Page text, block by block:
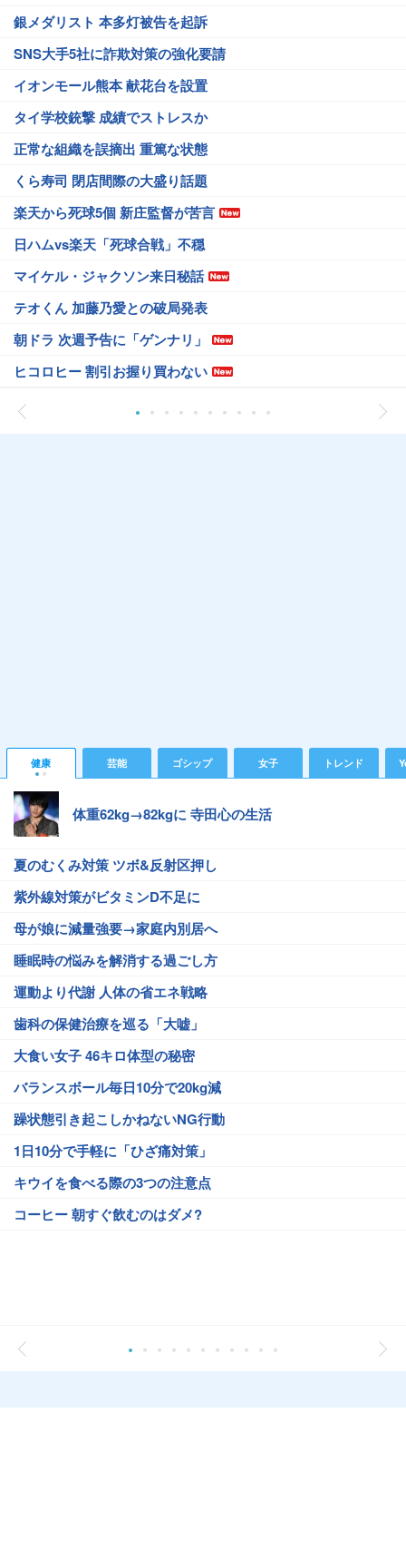
銀メダリスト 本多灯被告を起訴
SNS大手5社に詐欺対策の強化要請
イオンモール熊本 献花台を設置
タイ学校銃撃 成績でストレスか
正常な組織を誤摘出 重篤な状態
くら寿司 閉店間際の大盛り話題
楽天から死球5個 新庄監督が苦言
日ハムvs楽天「死球合戦」不穏
マイケル・ジャクソン来日秘話
テオくん 加藤乃愛との破局発表
朝ドラ 次週予告に「ゲンナリ」
ヒコロヒー 割引お握り買わない
健康 芸能 ゴシップ 女子 トレンド
体重62kg→82kgに 寺田心の生活
夏のむくみ対策 ツボ&反射区押し
紫外線対策がビタミンD不足に
母が娘に減量強要→家庭内別居へ
睡眠時の悩みを解消する過ごし方
運動より代謝 人体の省エネ戦略
歯科の保健治療を巡る「大嘘」
大食い女子 46キロ体型の秘密
バランスボール毎日10分で20kg減
躁状態引き起こしかねないNG行動
1日10分で手軽に「ひざ痛対策」
キウイを食べる際の3つの注意点
コーヒー 朝すぐ飲むのはダメ?